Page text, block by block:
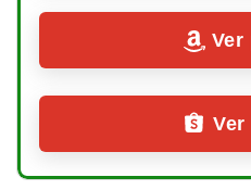
Ver
Ver